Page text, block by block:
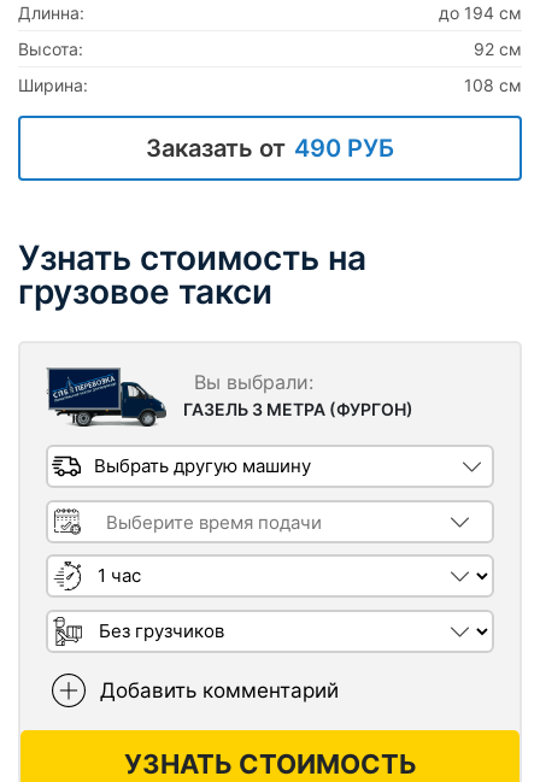
Длинна:
до 194 см
Высота:
92 см
Ширина:
108 см
Заказать от 490 РУБ
Узнать стоимость на
грузовое такси
ГАЗЕЛЬ 3 МЕТРА (ФУРГОН)
Выбрать другую машину
Время подачи машины
Длительность заказа
Необходимость грузчиков
Добавить комментарий
УЗНАТЬ СТОИМОСТЬ